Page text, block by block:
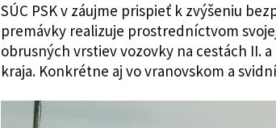
SÚC PSK v záujme prispieť k zvýšeniu
premávky realizuje prostredníctvom
obrusných vrstiev vozovky na cestách II.
kraja. Konkrétne aj vo vranovskom a